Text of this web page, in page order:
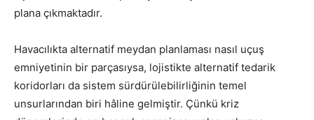
plana çıkmaktadır.
Havacılıkta alternatif meydan planlaması nasıl uçuş
emniyetinin bir parçasıysa, lojistikte alternatif tedarik
koridorları da sistem sürdürülebilirliğinin temel
unsurlarından biri hâline gelmiştir. Çünkü kriz